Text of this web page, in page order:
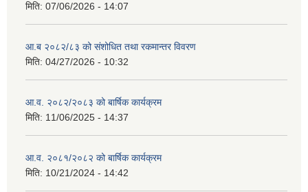
मिति: 07/06/2026 - 14:07
आ.ब २०८२/८३ को संशोधित तथा रकमान्तर विवरण
मिति: 04/27/2026 - 10:32
आ.व. २०८२/२०८३ को बार्षिक कार्यक्रम
मिति: 11/06/2025 - 14:37
आ.व. २०८१/२०८२ को बार्षिक कार्यक्रम
मिति: 10/21/2024 - 14:42